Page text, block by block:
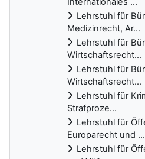
Lehrstuhl für
Medizinrecht, Ar...
Lehrstuhl für
Wirtschaftsrecht...
Lehrstuhl für
Wirtschaftsrecht...
Lehrstuhl für
Strafproze...
Lehrstuhl für
Europarecht und ...
Lehrstuhl für